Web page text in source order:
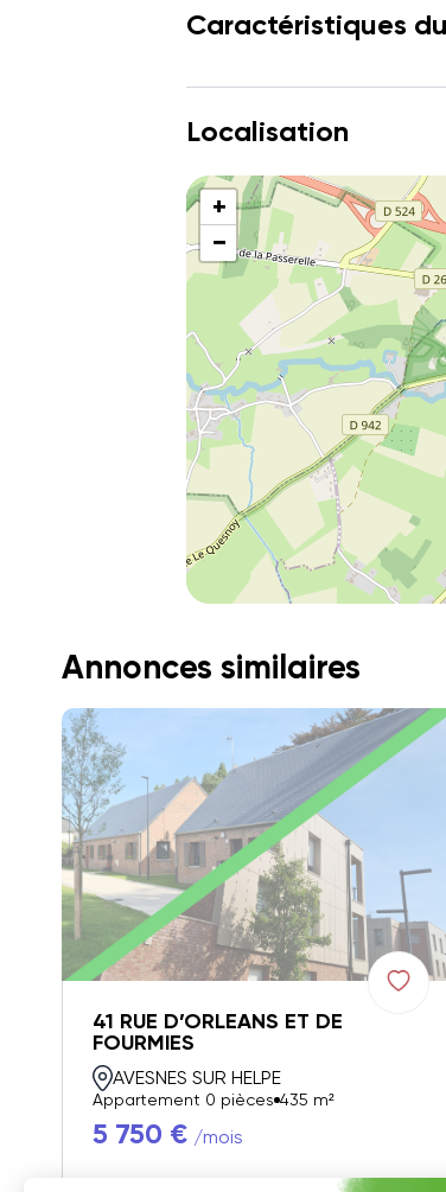
Caractéristiques
Localisation
+
−
Annonces similaires
41 RUE D’ORLEANS ET DE
FOURMIES
AVESNES SUR HELPE
Appartement 0 pièces 435 m²
5 750 € /mois